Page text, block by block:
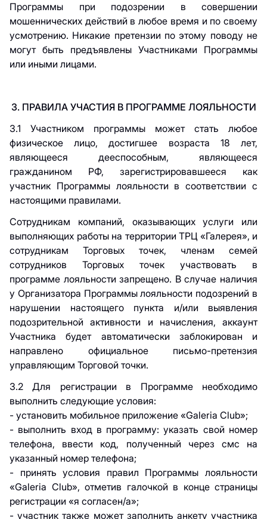
Программы при подозрении в совершении
мошеннических действий в любое время и по своему
усмотрению. Никакие претензии по этому поводу не
могут быть предъявлены Участниками Программы
или иными лицами.
3. ПРАВИЛА УЧАСТИЯ В ПРОГРАММЕ ЛОЯЛЬНОСТИ
3.1 Участником программы может стать любое
физическое лицо, достигшее возраста 18 лет,
являющееся дееспособным, являющееся
гражданином РФ, зарегистрировавшееся как
участник Программы лояльности в соответствии с
настоящими правилами.
Сотрудникам компаний, оказывающих услуги или
выполняющих работы на территории ТРЦ «Галерея», и
сотрудникам Торговых точек, членам семей
сотрудников Торговых точек участвовать в
программе лояльности запрещено. В случае наличия
у Организатора Программы лояльности подозрений в
нарушении настоящего пункта и/или выявления
подозрительной активности и начисления, аккаунт
Участника будет автоматически заблокирован и
направлено официальное письмо-претензия
управляющим Торговой точки.
3.2 Для регистрации в Программе необходимо
выполнить следующие условия:
- установить мобильное приложение «Galeria Club»;
- выполнить вход в программу: указать свой номер
телефона, ввести код, полученный через смс на
указанный номер телефона;
- принять условия правил Программы лояльности
«Galeria Club», отметив галочкой в конце страницы
регистрации «я согласен/а»;
- участник также может заполнить анкету участника